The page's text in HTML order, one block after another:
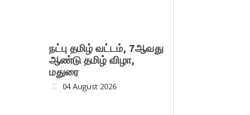
நட்பு தமிழ் வட்டம், 7ஆவது
ஆண்டு தமிழ் விழா,
மதுரை
04 August 2026